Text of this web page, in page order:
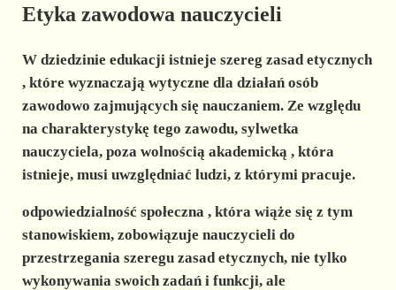
Etyka zawodowa nauczycieli
W dziedzinie edukacjiistnieje szereg zasad etycznych
, które wyznaczają wytyczne dla działań osób
zawodowo zajmujących się nauczaniem. Ze względu
na charakterystykę tego zawodu, sylwetka
nauczyciela, poza wolnością akademicką, która
istnieje, musi uwzględniać ludzi, z którymi pracuje.
odpowiedzialność społeczna, która wiąże się z tym
stanowiskiem, zobowiązuje nauczycieli do
przestrzegania szeregu zasad etycznych, nie tylko
wykonywania swoich zadań i funkcji, ale